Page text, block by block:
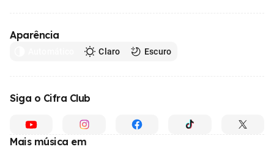
Aparência
Claro Escuro
Siga o Cifra Club
Mais música em